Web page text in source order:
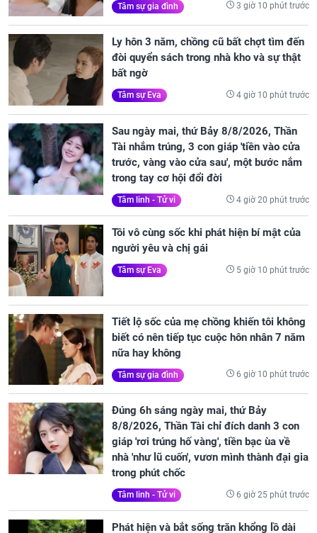
Tâm sự gia đình 3 giờ 10 phút trước
Ly hôn 3 năm, chồng cũ bất chợt tìm đến
đòi quyển sách trong nhà kho và sự thật
bất ngờ
Tâm sự Eva 4 giờ 10 phút trước
Sau ngày mai, thứ Bảy 8/8/2026, Thần
Tài nhắm trúng, 3 con giáp 'tiền vào cửa
trước, vàng vào cửa sau', một bước nắm
trong tay cơ hội đổi đời
Tâm linh - Tử vi 4 giờ 20 phút trước
Tôi vô cùng sốc khi phát hiện bí mật của
người yêu và chị gái
Tâm sự Eva 5 giờ 10 phút trước
Tiết lộ sốc của mẹ chồng khiến tôi không
biết có nên tiếp tục cuộc hôn nhân 7 năm
nữa hay không
Tâm sự gia đình 6 giờ 10 phút trước
Đúng 6h sáng ngày mai, thứ Bảy
8/8/2026, Thần Tài chỉ đích danh 3 con
giáp 'rơi trúng hố vàng', tiền bạc ùa về
nhà 'như lũ cuốn', vươn mình thành đại gia
trong phút chốc
Tâm linh - Tử vi 6 giờ 25 phút trước
Phát hiện và bắt sống trăn khổng lồ dài